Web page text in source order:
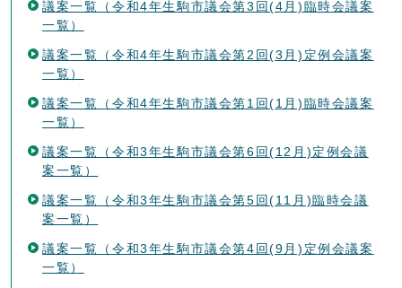
議案一覧（令和4年生駒市議会第3回(4月)臨時会議案
一覧）
議案一覧（令和4年生駒市議会第2回(3月)定例会議案
一覧）
議案一覧（令和4年生駒市議会第1回(1月)臨時会議案
一覧）
議案一覧（令和3年生駒市議会第6回(12月)定例会議
案一覧）
議案一覧（令和3年生駒市議会第5回(11月)臨時会議
案一覧）
議案一覧（令和3年生駒市議会第4回(9月)定例会議案
一覧）